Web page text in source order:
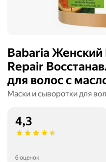
Babaria
Repair
для волос с
Маски и сыворотки для
4,3
6 оценок